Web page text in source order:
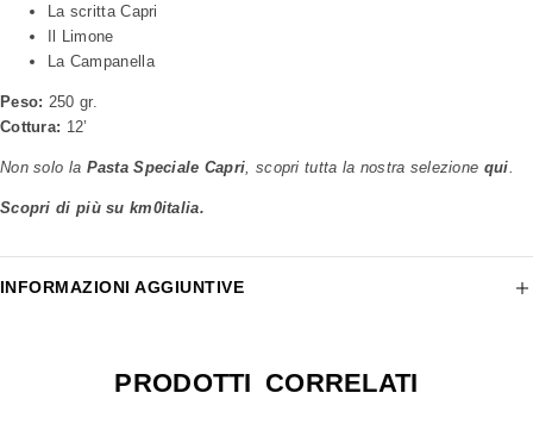
La scritta Capri
Il Limone
La Campanella
Peso: 250 gr.
Cottura: 12’
Non solo la Pasta Speciale Capri , scopri tutta la nostra selezione qui
Scopri di più su km0italia.
INFORMAZIONI AGGIUNTIVE
PRODOTTI CORRELATI